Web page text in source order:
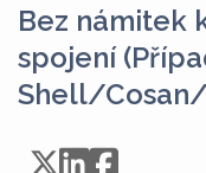
Bez námitek
spojení
Shell/Cosan/